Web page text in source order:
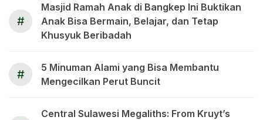
#
Masjid Ramah Anak di Bangkep Ini Buktikan
Anak Bisa Bermain, Belajar, dan Tetap
Khusyuk Beribadah
#
5 Minuman Alami yang Bisa Membantu
Mengecilkan Perut Buncit
Central Sulawesi Megaliths: From Kruyt’s